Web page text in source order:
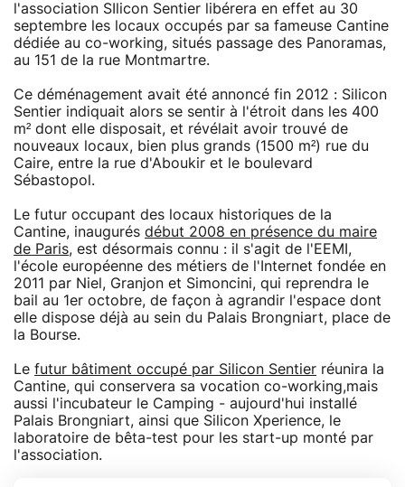
l'association SIlicon Sentier libérera en effet au 30
septembre les locaux occupés par sa fameuse Cantine
dédiée au co-working, situés passage des Panoramas,
au 151 de la rue Montmartre.
Ce déménagement avait été annoncé fin 2012 : Silicon
Sentier indiquait alors se sentir à l'étroit dans les 400
m² dont elle disposait, et révélait avoir trouvé de
nouveaux locaux, bien plus grands (1500 m²) rue du
Caire, entre la rue d'Aboukir et le boulevard
Sébastopol.
Le futur occupant des locaux historiques de la
Cantine, inaugurés début 2008 en présence du maire
de Paris, est désormais connu : il s'agit de l'EEMI,
l'école européenne des métiers de l'Internet fondée en
2011 par Niel, Granjon et Simoncini, qui reprendra le
bail au 1er octobre, de façon à agrandir l'espace dont
elle dispose déjà au sein du Palais Brongniart, place de
la Bourse.
Le futur bâtiment occupé par Silicon Sentier réunira la
Cantine, qui conservera sa vocation co-working,mais
aussi l'incubateur le Camping - aujourd'hui installé
Palais Brongniart, ainsi que Silicon Xperience, le
laboratoire de bêta-test pour les start-up monté par
l'association.